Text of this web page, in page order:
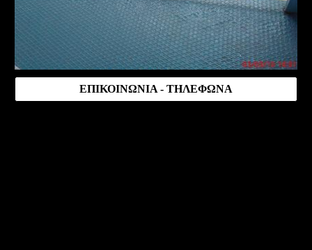
ΕΠΙΚΟΙΝΩΝΙΑ - ΤΗΛΕΦΩΝΑ